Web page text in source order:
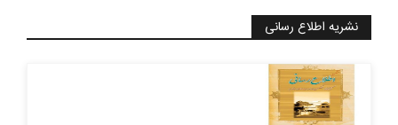
نشریه اطلاع رسانی